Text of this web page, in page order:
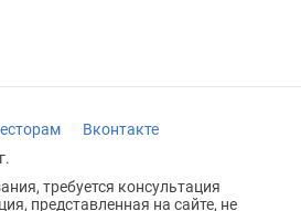
Вконтакте
требуется консультация
представленная на сайте, не